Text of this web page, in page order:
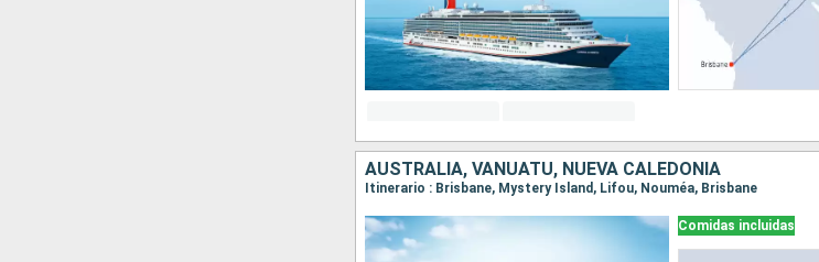
AUSTRALIA, VANUATU, NUEVA CALEDONIA
Itinerario : Brisbane, Mystery Island, Lifou, Nouméa, Brisbane
Comidas incluidas